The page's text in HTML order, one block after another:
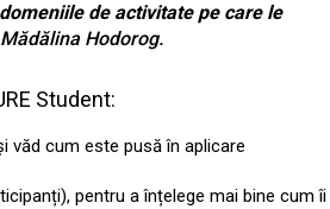
de activitate pe care le
Hodorog.
Student:
văd cum este pusă în aplicare
pentru a înțelege mai bine cum îi